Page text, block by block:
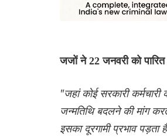
जजों ने 22 जनवरी को
"जहां कोई सरकारी
जन्मतिथि बदलने की मांग
इसका दूरगामी प्रभाव